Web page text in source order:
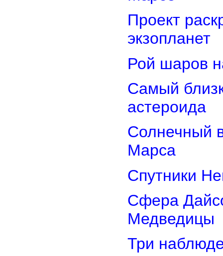
Проект
экзопланет
Рой шаров
Самый
астероида
Солнечный
Марса
Спутники
Сфера
Медведицы
Три